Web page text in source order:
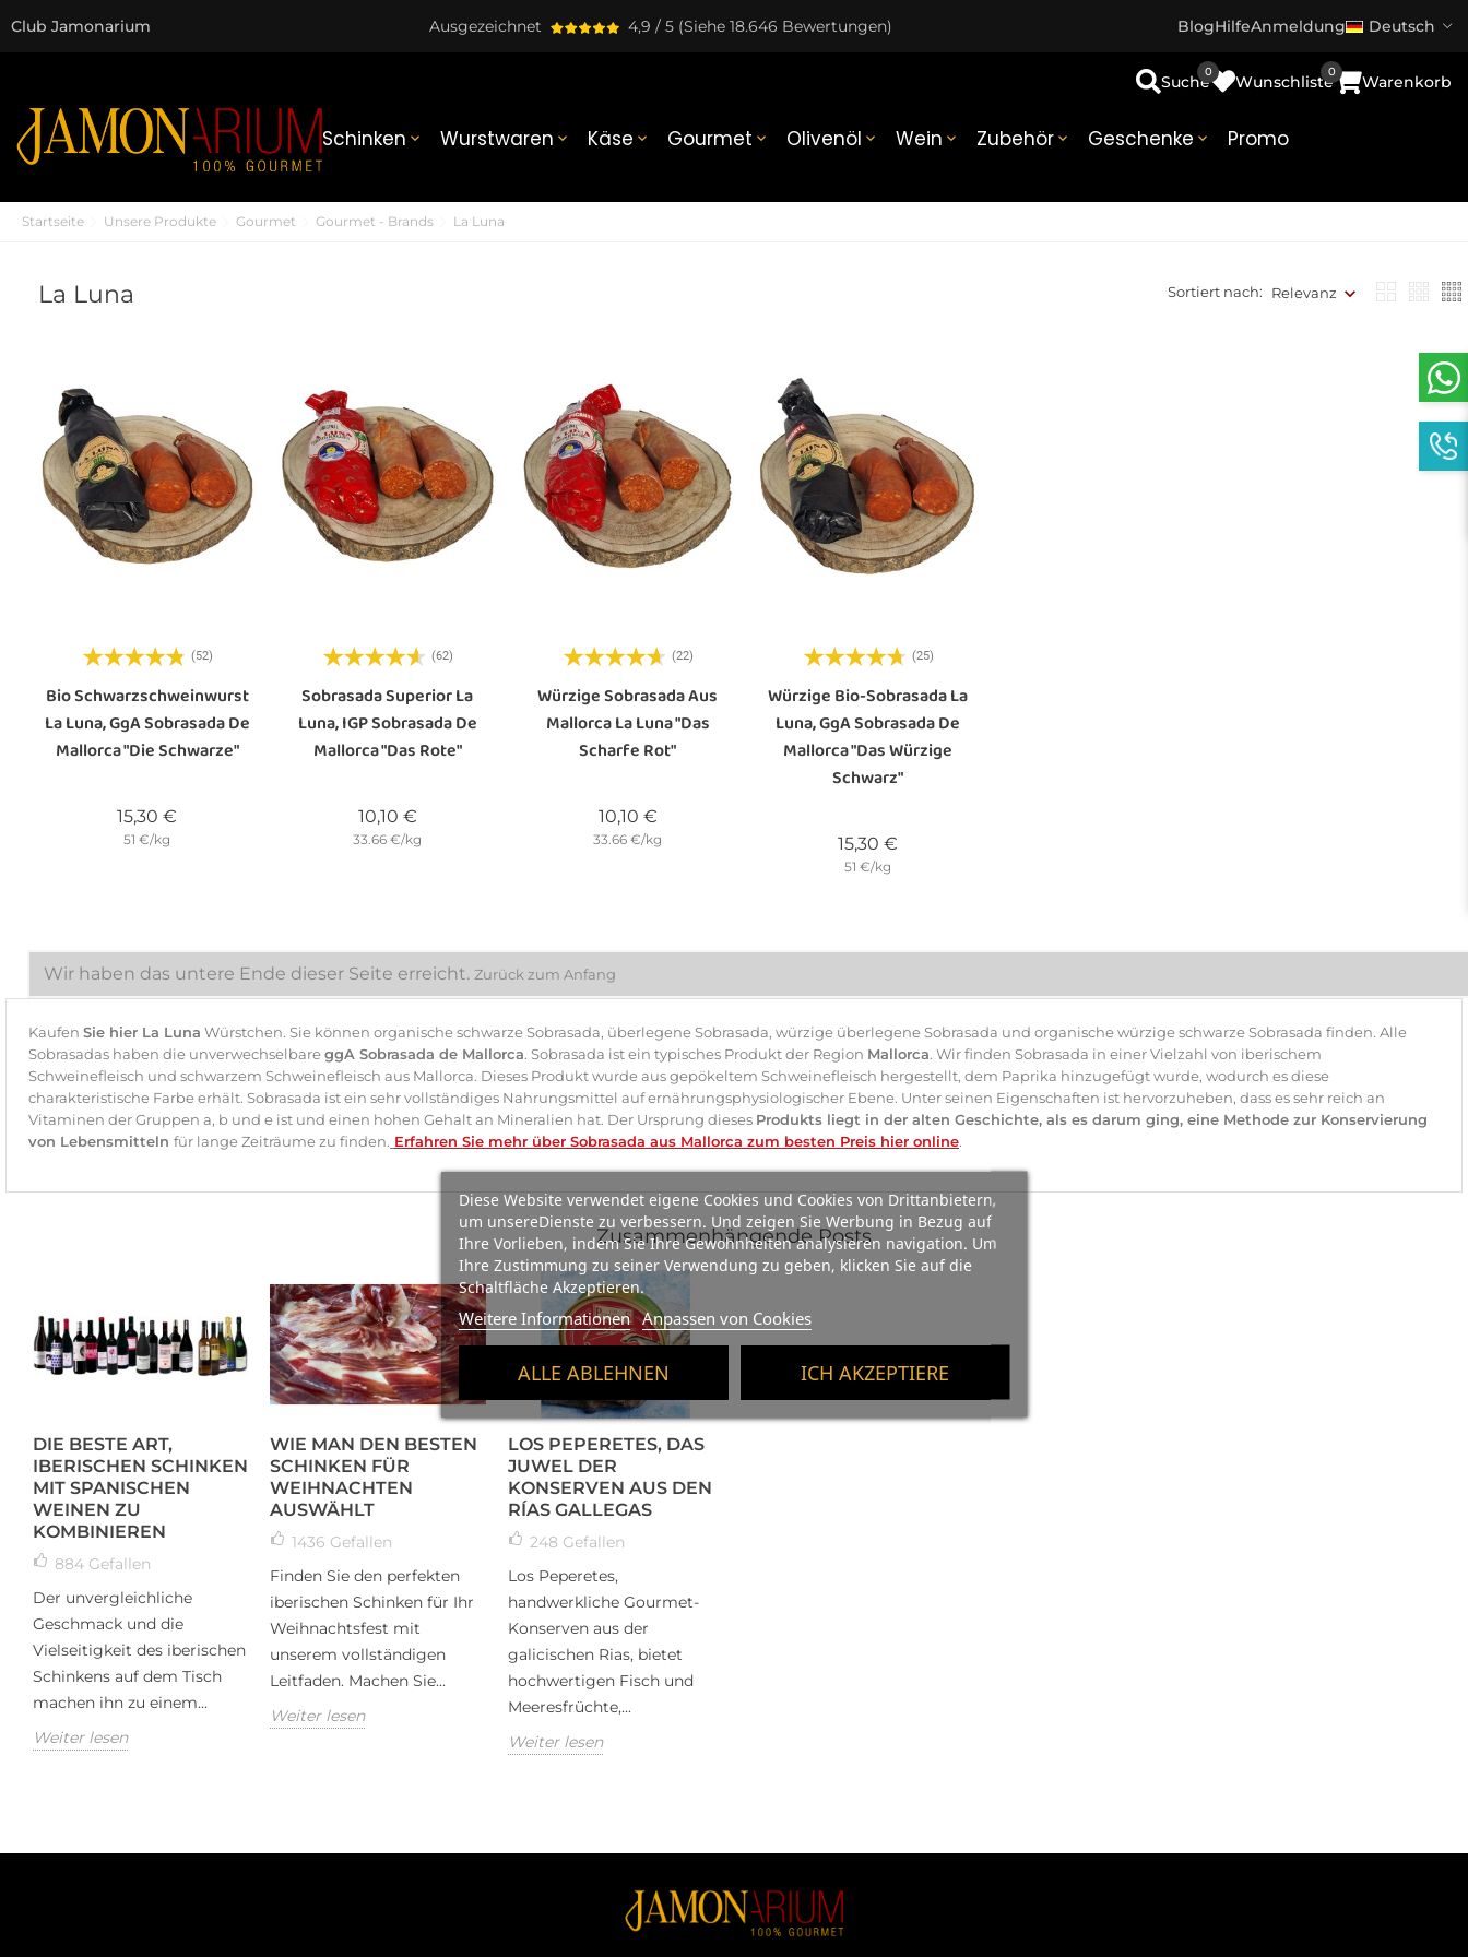
Diese Website verwendet eigene Cookies und Cookies von Drittanbietern,
um unsereDienste zu verbessern. Und zeigen Sie Werbung in Bezug auf
Ihre Vorlieben, indem Sie Ihre Gewohnheiten analysieren navigation. Um
Ihre Zustimmung zu seiner Verwendung zu geben, klicken Sie auf die
Schaltfläche Akzeptieren.
Weitere Informationen Anpassen von Cookies
ALLE ABLEHNEN ICH AKZEPTIERE
Club Jamonarium Ausgezeichnet 4,9 / 5 (Siehe 18.646 Bewertungen) BlogHilfeAnmeldung Deutsch
Schinken  Wurstwaren  Käse  Gourmet  Olivenöl  Wein  Zubehör  Geschenke  Promo
Suche Wunschliste
0
Warenkorb
0
Startseite Unsere Produkte Gourmet Gourmet - Brands La Luna
La Luna Sortiert nach: Relevanz
(52)
Bio Schwarzschweinwurst
La Luna, GgA Sobrasada De
Mallorca "die Schwarze"
15,30 €
51 €/kg
(62)
Sobrasada Superior La
Luna, IGP Sobrasada De
Mallorca "das Rote"
10,10 €Preis
33.66 €/kg
(22)
Würzige Sobrasada Aus
Mallorca La Luna "das
Scharfe Rot"
10,10 €Preis
33.66 €/kg
(25)
Würzige Bio-Sobrasada La
Luna, GgA Sobrasada De
Mallorca "das Würzige
Schwarz"
15,30 €Preis
51 €/kg
Wir haben das untere Ende dieser Seite erreicht. Zurück zum Anfang
Kaufen Sie hier La Luna Würstchen. Sie können organische schwarze Sobrasada, überlegene Sobrasada, würzige überlegene Sobrasada und organische würzige schwarze Sobrasada finden. Alle
Sobrasadas haben die unverwechselbareggA Sobrasada de Mallorca. Sobrasada ist ein typisches Produkt der Region Mallorca. Wir finden Sobrasada in einer Vielzahl von iberischem
Schweinefleisch und schwarzem Schweinefleisch aus Mallorca. Dieses Produkt wurde aus gepökeltem Schweinefleisch hergestellt, dem Paprika hinzugefügt wurde, wodurch es diese
charakteristische Farbe erhält. Sobrasada ist ein sehr vollständiges Nahrungsmittel auf ernährungsphysiologischer Ebene. Unter seinen Eigenschaften ist hervorzuheben, dass es sehr reich an
Vitaminen der Gruppen a, b und e ist und einen hohen Gehalt an Mineralien hat. Der Ursprung dieses Produkts liegt in der alten Geschichte, als es darum ging, eine Methode zur Konservierung
von Lebensmitteln für lange Zeiträume zu finden. Erfahren Sie mehr über Sobrasada aus Mallorca zum besten Preis hier online.
Zusammenhängende Posts
DIE BESTE ART,
IBERISCHEN SCHINKEN
MIT SPANISCHEN
WEINEN ZU
KOMBINIEREN
884 Gefallen
Der unvergleichliche
Geschmack und die
Vielseitigkeit des iberischen
Schinkens auf dem Tisch
machen ihn zu einem...
Weiter lesen
WIE MAN DEN BESTEN
SCHINKEN FÜR
WEIHNACHTEN
AUSWÄHLT
1436 Gefallen
Finden Sie den perfekten
iberischen Schinken für Ihr
Weihnachtsfest mit
unserem vollständigen
Leitfaden. Machen Sie...
Weiter lesen
LOS PEPERETES, DAS
JUWEL DER
KONSERVEN AUS DEN
RÍAS GALLEGAS
248 Gefallen
Los Peperetes,
handwerkliche Gourmet-
Konserven aus der
galicischen Rias, bietet
hochwertigen Fisch und
Meeresfrüchte,...
Weiter lesen